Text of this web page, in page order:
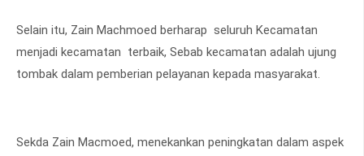
Selain itu, Zain Machmoed berharap seluruh Kecamatan
menjadi kecamatan terbaik, Sebab kecamatan adalah ujung
tombak dalam pemberian pelayanan kepada masyarakat.
Sekda Zain Macmoed, menekankan peningkatan dalam aspek